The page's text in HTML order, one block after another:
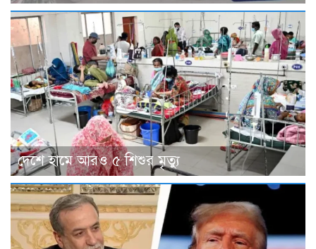
দেশে হামে আরও ৫ শিশুর মৃত্যু